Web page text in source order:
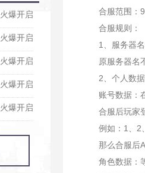
火爆开启
火爆开启
火爆开启
火爆开启
火爆开启
合服范围：
合服规则：
1、服务器
原服务器名
2、个人数
账号数据：
合服后玩家
例如：1、2
那么合服后
角色数据：